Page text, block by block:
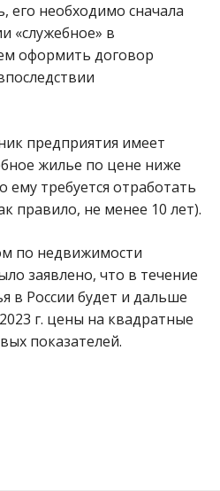
его необходимо сначала
«служебное» в
оформить договор
предприятия имеет
жилье по цене ниже
ему требуется отработать
правило, не менее 10 лет).
по недвижимости
заявлено, что в течение
в России будет и дальше
г. цены на квадратные
показателей.